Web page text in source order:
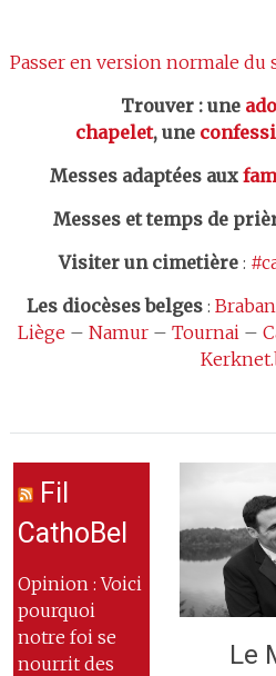
Passer en version normale du
Trouver : une
chapelet, une
Messes adaptées aux
Messes et temps de
Visiter un cimetière:
Les diocèses belges:
Liège – Namur– Tournai–
Fil
CathoBel
Opinion : Voici
pourquoi
notre foi se
nourrit des
Le